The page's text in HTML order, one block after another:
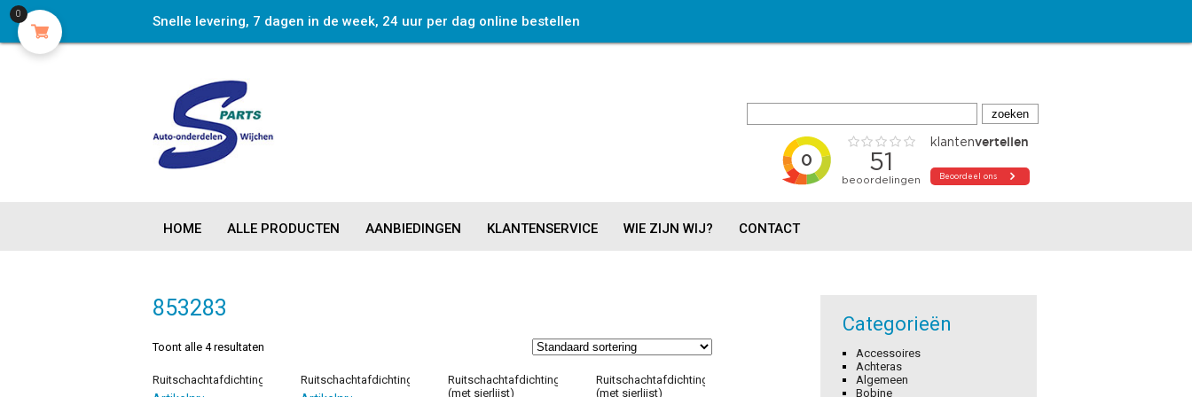
Snelle levering, 7 dagen in de week, 24 uur per dag online bestellen
HOME ALLE PRODUCTEN AANBIEDINGEN KLANTENSERVICE WIE ZIJN WIJ? CONTACT
853283
Toont alle 4 resultaten
Ruitschachtafdichting Ruitschachtafdichting
Ruitschachtafdichting
(met sierlijst)
Ruitschachtafdichting
(met sierlijst)
Categorieën
Accessoires
Achteras
Algemeen
Bobine
0